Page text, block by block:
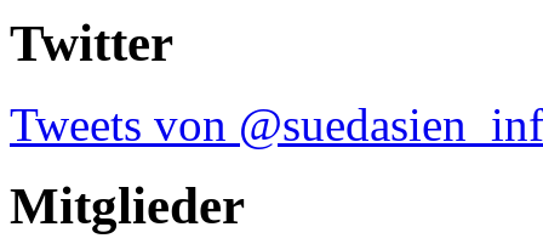
Twitter
Tweets von
Mitglieder